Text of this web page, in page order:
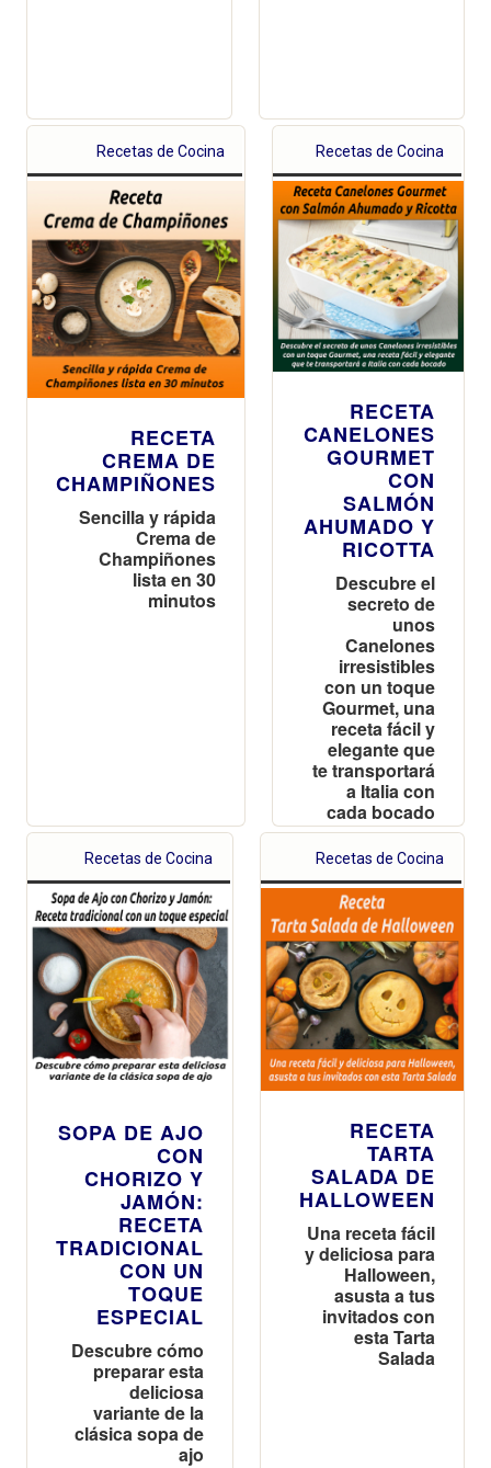
Recetas de Cocina
RECETA
CREMA DE
CHAMPIÑONES
Sencilla y rápida
Crema de
Champiñones
lista en 30
minutos
Recetas de Cocina
RECETA
CANELONES
GOURMET
CON
SALMÓN
AHUMADO Y
RICOTTA
Descubre el
secreto de
unos
Canelones
irresistibles
con un toque
Gourmet, una
receta fácil y
elegante que
te transportará
a Italia con
cada bocado
Recetas de Cocina
SOPA DE AJO
CON
CHORIZO Y
JAMÓN:
RECETA
TRADICIONAL
CON UN
TOQUE
ESPECIAL
Descubre cómo
preparar esta
deliciosa
variante de la
clásica sopa de
ajo
Recetas de Cocina
RECETA
TARTA
SALADA DE
HALLOWEEN
Una receta fácil
y deliciosa para
Halloween,
asusta a tus
invitados con
esta Tarta
Salada